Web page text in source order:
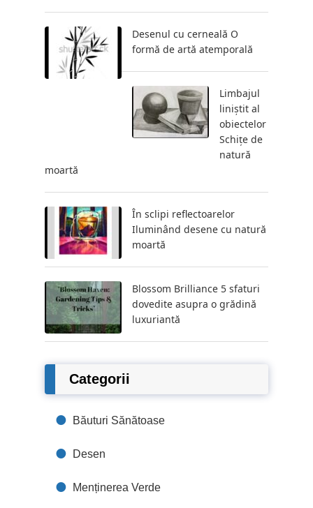
Desenul cu cerneală O
formă de artă atemporală
Limbajul
liniștit al
obiectelor
Schițe de
natură
moartă
În sclipi reflectoarelor
Iluminând desene cu natură
moartă
Blossom Brilliance 5 sfaturi
dovedite asupra o grădină
luxuriantă
Categorii
Băuturi Sănătoase
Desen
Menținerea Verde